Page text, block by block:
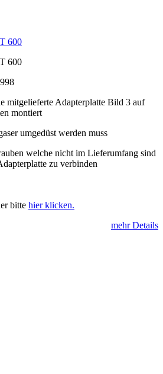
600
600
mitgelieferte Adapterplatte Bild 3 auf
montiert
umgedüst werden muss
welche nicht im Lieferumfang sind
zu verbinden
bitte hier klicken.
mehr Details